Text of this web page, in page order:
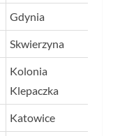
Gdynia
Skwierzyna
Kolonia
Klepaczka
Katowice